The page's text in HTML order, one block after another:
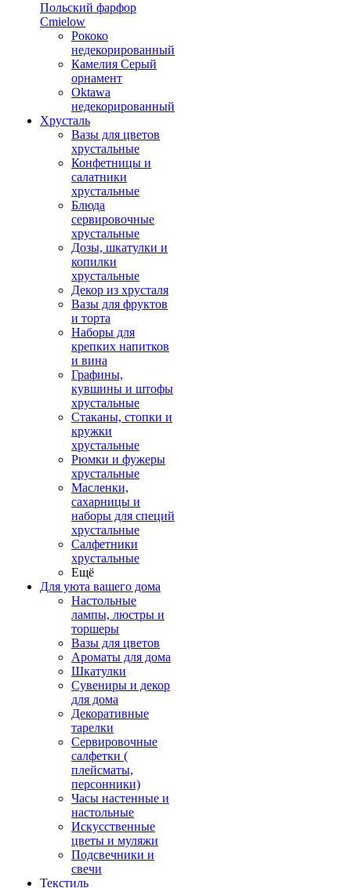
Польский фарфор
Сmielow
Рококо
недекорированный
Камелия Серый
орнамент
Oktawa
недекорированный
Хрусталь
Вазы для цветов
хрустальные
Конфетницы и
салатники
хрустальные
Блюда
сервировочные
хрустальные
Дозы, шкатулки и
копилки
хрустальные
Декор из хрусталя
Вазы для фруктов
и торта
Наборы для
крепких напитков
и вина
Графины,
кувшины и штофы
хрустальные
Стаканы, стопки и
кружки
хрустальные
Рюмки и фужеры
хрустальные
Масленки,
сахарницы и
наборы для специй
хрустальные
Салфетники
хрустальные
Ещё
Для уюта вашего дома
Настольные
лампы, люстры и
торшеры
Вазы для цветов
Ароматы для дома
Шкатулки
Сувениры и декор
для дома
Декоративные
тарелки
Сервировочные
салфетки (
плейсматы,
персонники)
Часы настенные и
настольные
Искусственные
цветы и муляжи
Подсвечники и
свечи
Текстиль